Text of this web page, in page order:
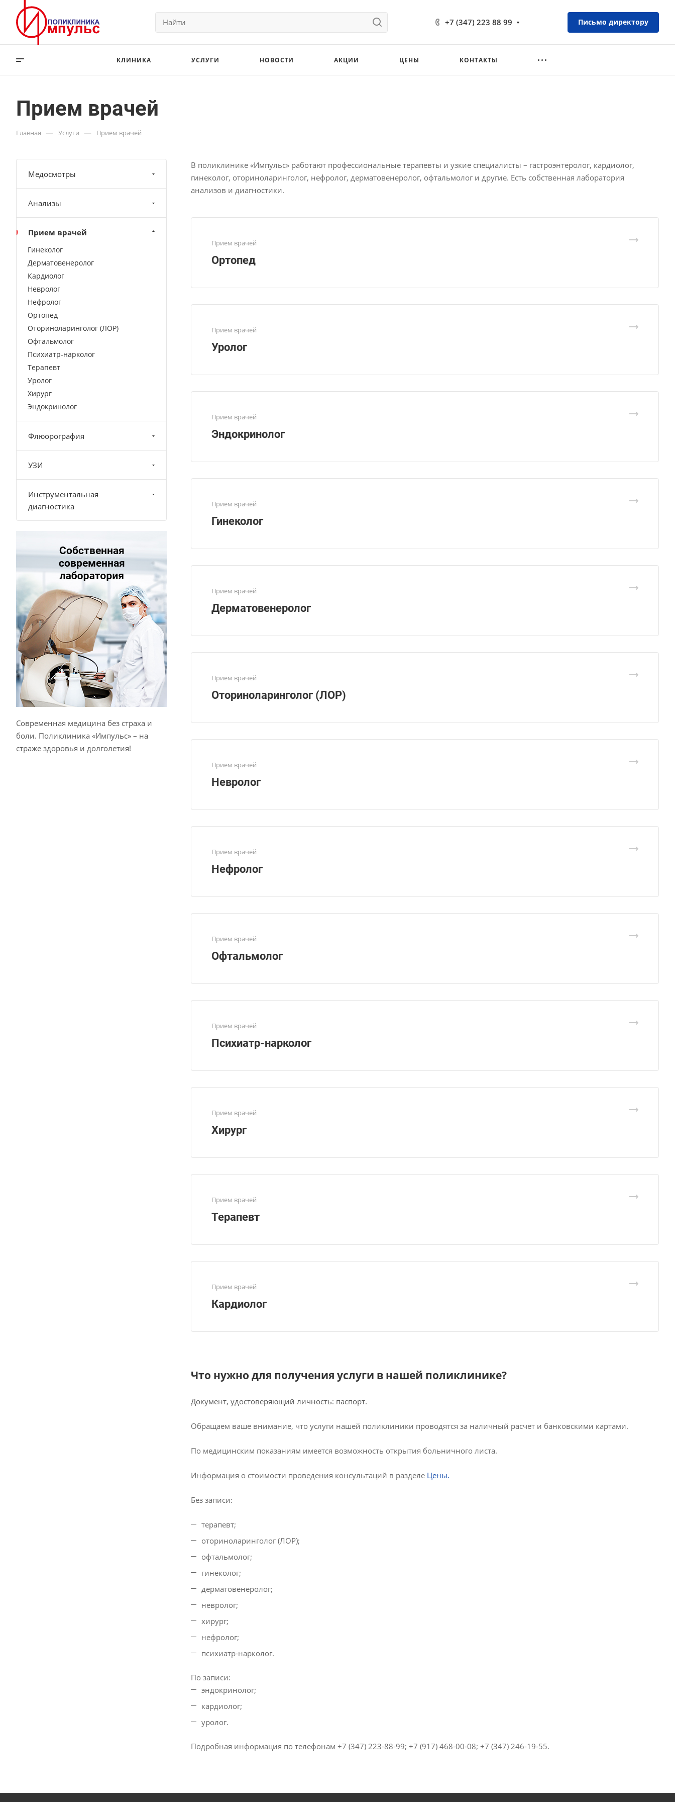
+7 (347) 223 88 99 Письмо директору
КЛИНИКА УСЛУГИ НОВОСТИ АКЦИИ ЦЕНЫ КОНТАКТЫ
Прием врачей
Главная — Услуги — Прием врачей
В поликлинике «Импульс» работают профессиональные терапевты и узкие специалисты – гастроэнтеролог, кардиолог,
гинеколог, оториноларинголог, нефролог, дерматовенеролог, офтальмолог и другие. Есть собственная лаборатория
анализов и диагностики.
Прием врачей
Ортопед
Прием врачей
Уролог
Прием врачей
Эндокринолог
Прием врачей
Гинеколог
Прием врачей
Дерматовенеролог
Прием врачей
Оториноларинголог (ЛОР)
Прием врачей
Невролог
Прием врачей
Нефролог
Прием врачей
Офтальмолог
Прием врачей
Психиатр-нарколог
Прием врачей
Хирург
Прием врачей
Терапевт
Прием врачей
Кардиолог
Что нужно для получения услуги в нашей поликлинике?
Документ, удостоверяющий личность: паспорт.
Обращаем ваше внимание, что услуги нашей поликлиники проводятся за наличный расчет и банковскими картами.
По медицинским показаниям имеется возможность открытия больничного листа.
Информация о стоимости проведения консультаций в разделе Цены.
Без записи:
терапевт;
оториноларинголог (ЛОР);
офтальмолог;
гинеколог;
дерматовенеролог;
невролог;
хирург;
нефролог;
психиатр-нарколог.
По записи:
эндокринолог;
кардиолог;
уролог.
Подробная информация по телефонам +7 (347) 223-88-99; +7 (917) 468-00-08; +7 (347) 246-19-55.
Медосмотры
Анализы
Прием врачей
Гинеколог
Дерматовенеролог
Кардиолог
Невролог
Нефролог
Ортопед
Оториноларинголог (ЛОР)
Офтальмолог
Психиатр-нарколог
Терапевт
Уролог
Хирург
Эндокринолог
Флюорография
УЗИ
Инструментальная
диагностика
Современная медицина без страха и
боли. Поликлиника «Импульс» – на
страже здоровья и долголетия!